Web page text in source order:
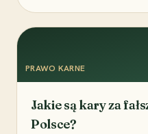
PRAWO KARNE
Jakie są kary za
Polsce?